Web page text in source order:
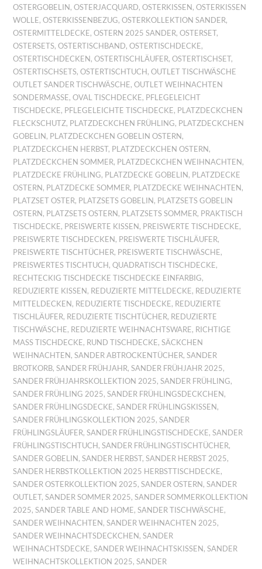
OSTERGOBELIN,OSTERJACQUARD,OSTERKISSEN,OSTERKISSEN
WOLLE,OSTERKISSENBEZUG,OSTERKOLLEKTION SANDER,
OSTERMITTELDECKE,OSTERN 2025 SANDER,OSTERSET,
OSTERSETS,OSTERTISCHBAND,OSTERTISCHDECKE,
OSTERTISCHDECKEN,OSTERTISCHLÄUFER,OSTERTISCHSET,
OSTERTISCHSETS,OSTERTISCHTUCH,OUTLET TISCHWÄSCHE
OUTLET SANDER TISCHWÄSCHE,OUTLET WEIHNACHTEN
SONDERMASSE ,OVAL TISCHDECKE, PFLEGELEICHT
TISCHDECKE, PFLEGELEICHTE TISCHDECKE, PLATZDECKCHEN
FLECKSCHUTZ, PLATZDECKCHEN FRÜHLING, PLATZDECKCHEN
GOBELIN, PLATZDECKCHEN GOBELIN OSTERN,
PLATZDECKCHEN HERBST, PLATZDECKCHEN OSTERN,
PLATZDECKCHEN SOMMER, PLATZDECKCHEN WEIHNACHTEN,
PLATZDECKE FRÜHLING, PLATZDECKE GOBELIN, PLATZDECKE
OSTERN, PLATZDECKE SOMMER, PLATZDECKE WEIHNACHTEN,
PLATZSET OSTER, PLATZSETS GOBELIN, PLATZSETS GOBELIN
OSTERN, PLATZSETS OSTERN, PLATZSETS SOMMER, PRAKTISCH
TISCHDECKE, PREISWERTE KISSEN, PREISWERTE TISCHDECKE,
PREISWERTE TISCHDECKEN, PREISWERTE TISCHLÄUFER,
PREISWERTE TISCHTÜCHER, PREISWERTE TISCHWÄSCHE,
PREISWERTES TISCHTUCH,QUADRATISCH TISCHDECKE,
RECHTECKIG TISCHDECKE TISCHDECKE EINFARBIG,
REDUZIERTE KISSEN, REDUZIERTE MITTELDECKE, REDUZIERTE
MITTELDECKEN, REDUZIERTE TISCHDECKE, REDUZIERTE
TISCHLÄUFER, REDUZIERTE TISCHTÜCHER, REDUZIERTE
TISCHWÄSCHE, REDUZIERTE WEIHNACHTSWARE, RICHTIGE
MASS TISCHDECKE
, RUND TISCHDECKE,SÄCKCHEN
WEIHNACHTEN,SANDER ABTROCKENTÜCHER,SANDER
BROTKORB,SANDER FRÜHJAHR,SANDER FRÜHJAHR 2025,
SANDER FRÜHJAHRSKOLLEKTION 2025,SANDER FRÜHLING,
SANDER FRÜHLING 2025,SANDER FRÜHLINGSDECKCHEN,
SANDER FRÜHLINGSDECKE,SANDER FRÜHLINGSKISSEN,
SANDER FRÜHLINGSKOLLEKTION 2025,SANDER
FRÜHLINGSLÄUFER,SANDER FRÜHLINGSTISCHDECKE,SANDER
FRÜHLINGSTISCHTUCH,SANDER FRÜHLINGSTISCHTÜCHER,
SANDER GOBELIN,SANDER HERBST,SANDER HERBST 2025,
SANDER HERBSTKOLLEKTION 2025 HERBSTTISCHDECKE,
SANDER OSTERKOLLEKTION 2025,SANDER OSTERN,SANDER
OUTLET,SANDER SOMMER 2025,SANDER SOMMERKOLLEKTION
2025,SANDER TABLE AND HOME,SANDER TISCHWÄSCHE,
SANDER WEIHNACHTEN,SANDER WEIHNACHTEN 2025,
SANDER WEIHNACHTSDECKCHEN,SANDER
WEIHNACHTSDECKE,SANDER WEIHNACHTSKISSEN,SANDER
WEIHNACHTSKOLLEKTION 2025,SANDER